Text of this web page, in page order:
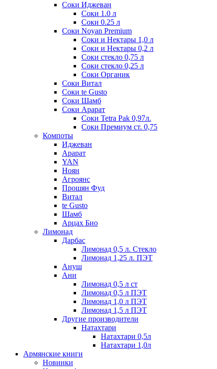
Соки Иджеван
Соки 1.0 л
Соки 0.25 л
Соки Noyan Premium
Соки и Нектары 1,0 л
Соки и Нектары 0,2 л
Соки стекло 0,75 л
Соки стекло 0,25 л
Соки Органик
Соки Витал
Соки te Gusto
Соки Шамб
Соки Арарат
Соки Tetra Pak 0,97л.
Соки Премиум ст. 0,75
Компоты
Иджеван
Арарат
YAN
Ноян
Агроянс
Прошян Фуд
Витал
te Gusto
Шамб
Арцах Био
Лимонад
Дарбас
Лимонад 0,5 л. Стекло
Лимонад 1,25 л. ПЭТ
Ануш
Ани
Лимонад 0,5 л ст
Лимонад 0,5 л ПЭТ
Лимонад 1,0 л ПЭТ
Лимонад 1,5 л ПЭТ
Другие производители
Натахтари
Натахтари 0,5л
Натахтари 1,0л
Армянские книги
Новинки